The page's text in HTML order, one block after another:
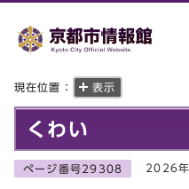
現在位置： 表示
くわい
ページ番号29308 2026